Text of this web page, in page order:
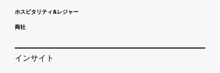
ホスピタリティ&レジャー
商社
インサイト